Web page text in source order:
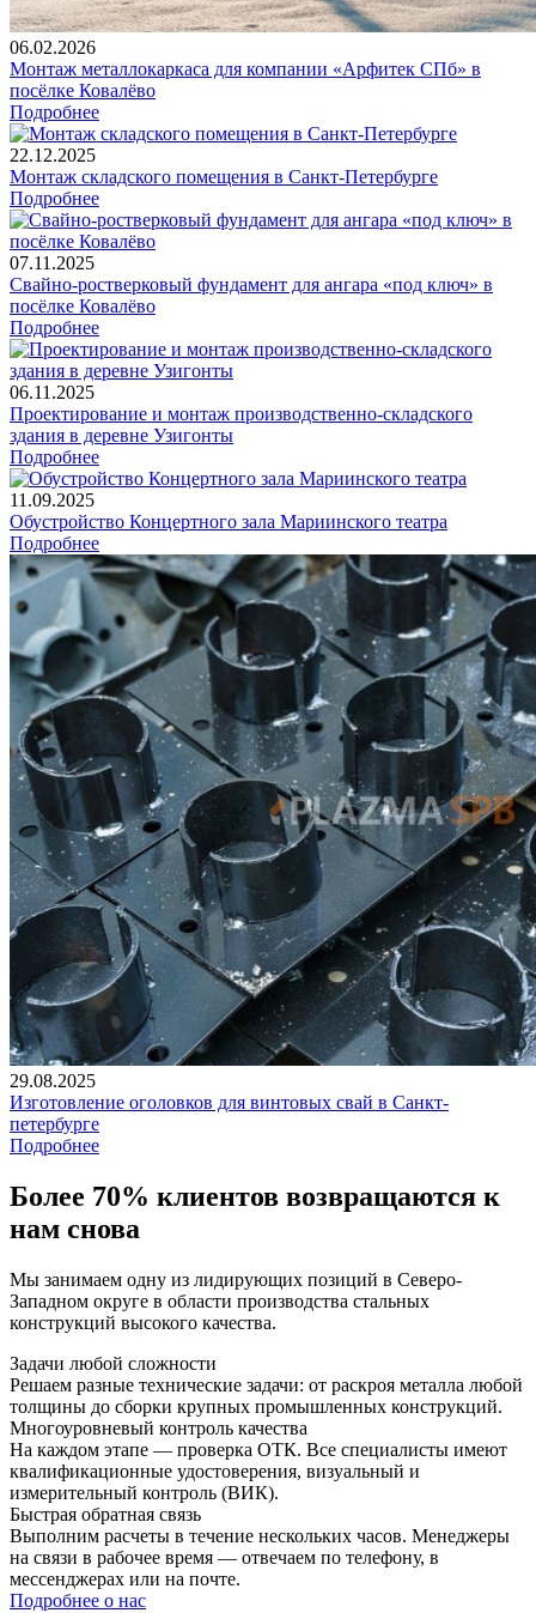
06.02.2026
Монтаж металлокаркаса для компании «Арфитек СПб» в
посёлке Ковалёво
Подробнее
22.12.2025
Монтаж складского помещения в Санкт-Петербурге
Подробнее
07.11.2025
Свайно-ростверковый фундамент для ангара «под ключ» в
посёлке Ковалёво
Подробнее
06.11.2025
Проектирование и монтаж производственно-складского
здания в деревне Узигонты
Подробнее
11.09.2025
Обустройство Концертного зала Мариинского театра
Подробнее
29.08.2025
Изготовление оголовков для винтовых свай в Санкт-
петербурге
Подробнее
Более 70% клиентов возвращаются к
нам снова
Мы занимаем одну из лидирующих позиций в Северо-
Западном округе в области производства стальных
конструкций высокого качества.
Задачи любой сложности
Решаем разные технические задачи: от раскроя металла любой
толщины до сборки крупных промышленных конструкций.
Многоуровневый контроль качества
На каждом этапе — проверка ОТК. Все специалисты имеют
квалификационные удостоверения, визуальный и
измерительный контроль (ВИК).
Быстрая обратная связь
Выполним расчеты в течение нескольких часов. Менеджеры
на связи в рабочее время — отвечаем по телефону, в
мессенджерах или на почте.
Подробнее о нас